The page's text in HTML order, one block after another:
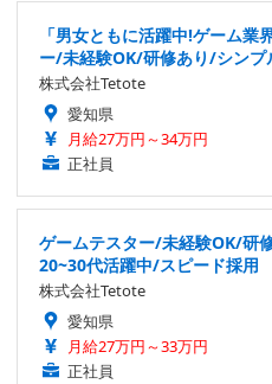
「男女ともに活躍中!ゲーム業
ー/未経験OK/研修あり/シンプ
株式会社Tetote
愛知県
月給27万円～34万円
正社員
ゲームテスター/未経験OK/研
20~30代活躍中/スピード採用
株式会社Tetote
愛知県
月給27万円～33万円
正社員